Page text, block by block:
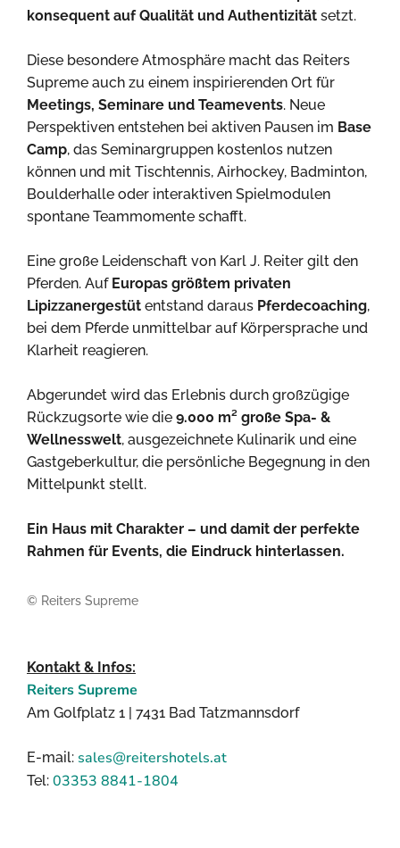
konsequent auf Qualität und Authentizität setzt.
Diese besondere Atmosphäre macht das Reiters
Supreme auch zu einem inspirierenden Ort für
Meetings, Seminare und Teamevents. Neue
Perspektiven entstehen bei aktiven Pausen im Base
Camp, das Seminargruppen kostenlos nutzen
können und mit Tischtennis, Airhockey, Badminton,
Boulderhalle oder interaktiven Spielmodulen
spontane Teammomente schafft.
Eine große Leidenschaft von Karl J. Reiter gilt den
Pferden. Auf Europas größtem privaten
Lipizzanergestüt entstand daraus Pferdecoaching,
bei dem Pferde unmittelbar auf Körpersprache und
Klarheit reagieren.
Abgerundet wird das Erlebnis durch großzügige
Rückzugsorte wie die 9.000 m² große Spa- &
Wellnesswelt, ausgezeichnete Kulinarik und eine
Gastgeberkultur, die persönliche Begegnung in den
Mittelpunkt stellt.
Ein Haus mit Charakter – und damit der perfekte
Rahmen für Events, die Eindruck hinterlassen.
© Reiters Supreme
Kontakt & Infos:
Reiters Supreme
Am Golfplatz 1 | 7431 Bad Tatzmannsdorf
E-mail: sales@reitershotels.at
Tel: 03353 8841-1804